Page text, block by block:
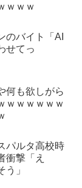
ｗｗｗ
のバイト「AI
せてっ
何も欲しがら
ｗｗｗｗｗｗ
パルタ高校時
撃「え
う」